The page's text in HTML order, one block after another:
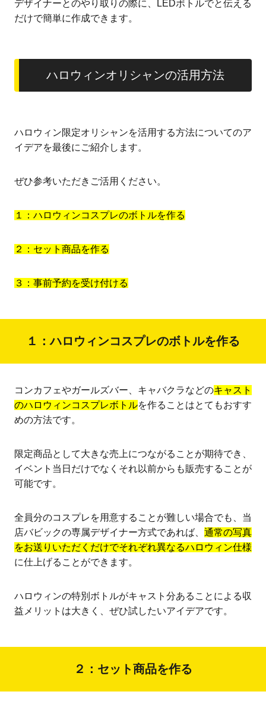
デザイナーとのやり取りの際に、LEDボトルでと伝える
だけで簡単に作成できます。
ハロウィンオリシャンの活用方法
ハロウィン限定オリシャンを活用する方法についてのア
イデアを最後にご紹介します。
ぜひ参考いただきご活用ください。
１：ハロウィンコスプレのボトルを作る
２：セット商品を作る
３：事前予約を受け付ける
１：ハロウィンコスプレのボトルを作る
コンカフェやガールズバー、キャバクラなどのキャスト
のハロウィンコスプレボトルを作ることはとてもおすす
めの方法です。
限定商品として大きな売上につながることが期待でき、
イベント当日だけでなくそれ以前からも販売することが
可能です。
全員分のコスプレを用意することが難しい場合でも、当
店バビックの専属デザイナー方式であれば、 通常の写真
をお送りいただくだけでそれぞれ異なるハロウィン仕様
に仕上げることができます。
ハロウィンの特別ボトルがキャスト分あることによる収
益メリットは大きく、ぜひ試したいアイデアです。
２：セット商品を作る